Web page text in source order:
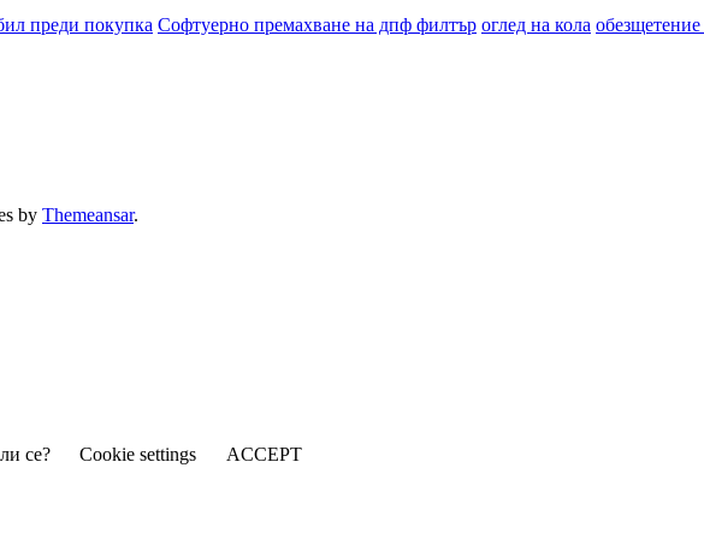
преди покупка Софтуерно премахване на дпф филтър оглед на кола
by Themeansar.
се? Cookie settings ACCEPT